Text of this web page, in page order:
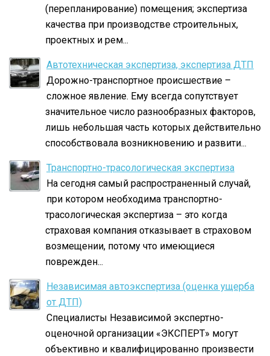
(перепланирование) помещения; экспертиза
качества при производстве строительных,
проектных и рем...
Автотехническая экспертиза, экспертиза ДТП
Дорожно-транспортное происшествие –
сложное явление. Ему всегда сопутствует
значительное число разнообразных факторов,
лишь небольшая часть которых действительно
способствовала возникновению и развити...
Транспортно-трасологическая экспертиза
На сегодня самый распространенный случай,
при котором необходима транспортно-
трасологическая экспертиза – это когда
страховая компания отказывает в страховом
возмещении, потому что имеющиеся
поврежден...
Независимая автоэкспертиза (оценка ущерба
от ДТП)
Специалисты Независимой экспертно-
оценочной организации «ЭКСПЕРТ» могут
объективно и квалифицированно произвести